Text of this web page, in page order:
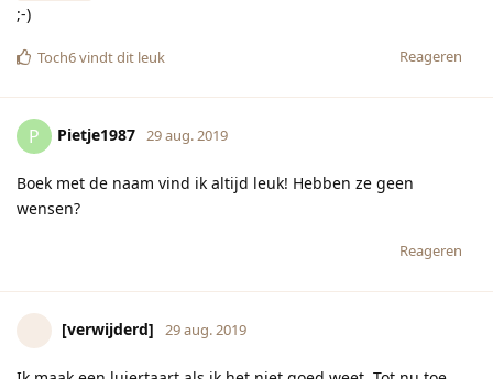
;-)
Reageren
Toch6vindt dit leuk
P Pietje1987 29 aug. 2019
Boek met de naam vind ik altijd leuk! Hebben ze geen
wensen?
Reageren
[verwijderd] 29 aug. 2019